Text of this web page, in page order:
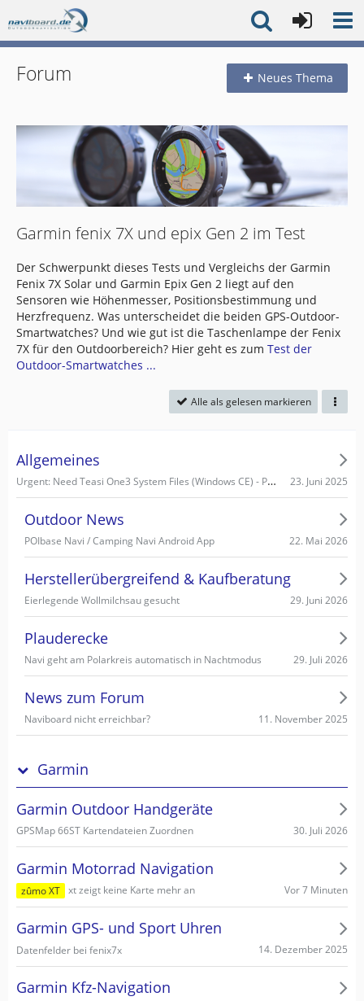
Forum Neues Thema
Garmin fenix 7X und epix Gen 2 im Test
Der Schwerpunkt dieses Tests und Vergleichs der Garmin
Fenix 7X Solar und Garmin Epix Gen 2 liegt auf den
Sensoren wie Höhenmesser, Positionsbestimmung und
Herzfrequenz. Was unterscheidet die beiden GPS-Outdoor-
Smartwatches? Und wie gut ist die Taschenlampe der Fenix
7X für den Outdoorbereich? Hier geht es zum Test der
Outdoor-Smartwatches ...
Alle als gelesen markieren
Allgemeines
Urgent: Need Teasi One3 System Files (Windows CE) - PC recognizes it as Mass Storage! 23. Juni 2025
Outdoor News
POIbase Navi / Camping Navi Android App 22. Mai 2026
Herstellerübergreifend & Kaufberatung
Eierlegende Wollmilchsau gesucht 29. Juni 2026
Plauderecke
Navi geht am Polarkreis automatisch in Nachtmodus 29. Juli 2026
News zum Forum
Naviboard nicht erreichbar? 11. November 2025
Garmin
Garmin Outdoor Handgeräte
GPSMap 66ST Kartendateien Zuordnen 30. Juli 2026
Garmin Motorrad Navigation
zûmo XT xt zeigt keine Karte mehr an Vor 7 Minuten
Garmin GPS- und Sport Uhren
Datenfelder bei fenix7x 14. Dezember 2025
Garmin Kfz-Navigation